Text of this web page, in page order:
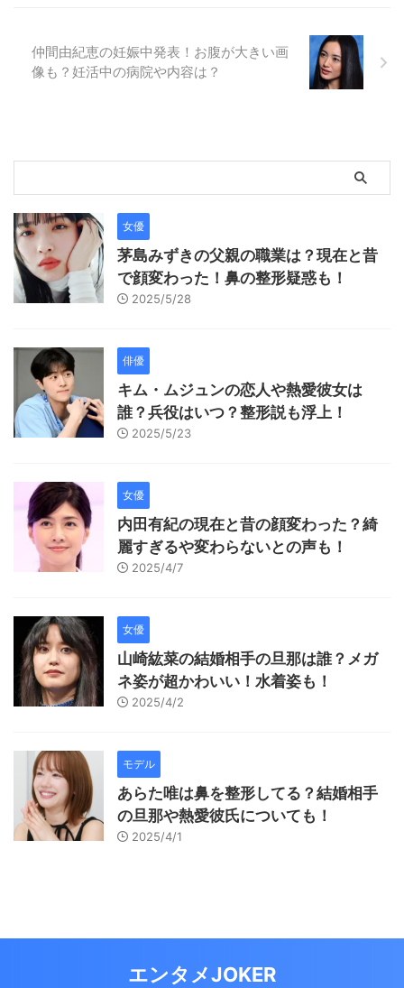
仲間由紀恵の妊娠中発表！お腹が大きい画
像も？妊活中の病院や内容は？
女優
茅島みずきの父親の職業は？現在と昔
で顔変わった！鼻の整形疑惑も！
2025/5/28
俳優
キム・ムジュンの恋人や熱愛彼女は
誰？兵役はいつ？整形説も浮上！
2025/5/23
女優
内田有紀の現在と昔の顔変わった？綺
麗すぎるや変わらないとの声も！
2025/4/7
女優
山崎紘菜の結婚相手の旦那は誰？メガ
ネ姿が超かわいい！水着姿も！
2025/4/2
モデル
あらた唯は鼻を整形してる？結婚相手
の旦那や熱愛彼氏についても！
2025/4/1
エンタメJOKER